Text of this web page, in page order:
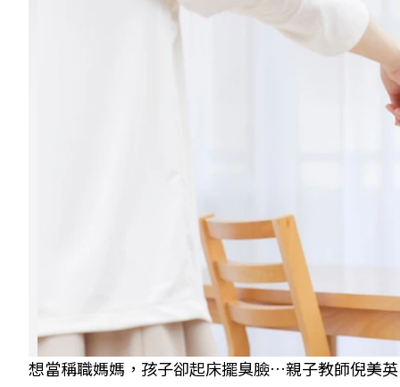
想當稱職媽媽，孩子卻起床擺臭臉…親子教師倪美